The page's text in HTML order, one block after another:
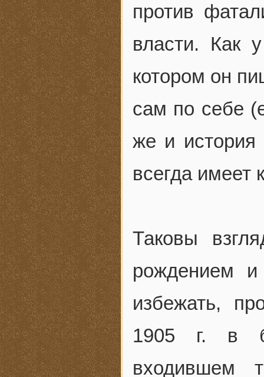
против
власти. Как
котором он
сам по себе
же и история
всегда имеет
Таковы
рождением
избежать,
1905 г. в
входившем